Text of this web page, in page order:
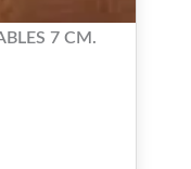
7 CM.